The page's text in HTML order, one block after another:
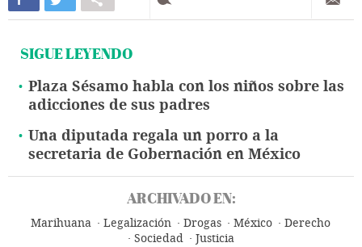
SIGUE LEYENDO
Plaza Sésamo habla con los niños sobre las
adicciones de sus padres
Una diputada regala un porro a la
secretaria de Gobernación en México
ARCHIVADO EN:
Marihuana Legalización Drogas México
Derecho
Sociedad
Justicia